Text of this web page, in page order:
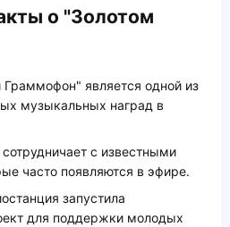
о "Золотом
является одной из
музыкальных наград в
с известными
часто появляются в эфире.
запустила
для поддержки молодых